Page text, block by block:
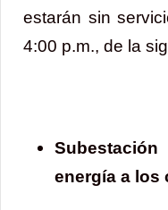
estarán sin
4:00 p.m., de la
energía a los